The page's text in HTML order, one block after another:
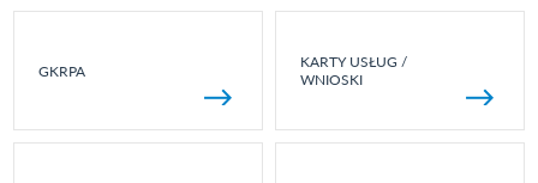
GKRPA
KARTY USŁUG /
WNIOSKI